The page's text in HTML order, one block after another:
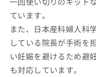
ています。
また、日本産科婦人科
している院長が手術を
い妊娠を避けるため避
も対応しています。